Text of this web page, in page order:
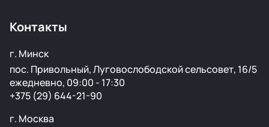
Контакты
г. Минск
пос. Привольный, Луговослободской сельсовет, 16/5
ежедневно, 09:00 - 17:30
+375 (29) 644-21-90
г. Москва